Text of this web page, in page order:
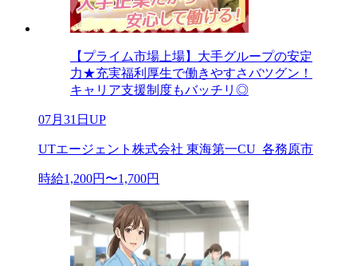
【プライム市場上場】大手グループの安定
力★充実福利厚生で働きやすさバツグン！
キャリア支援制度もバッチリ◎
07月31日UP
UTエージェント株式会社 東海第一CU_各務原市
時給1,200円〜1,700円